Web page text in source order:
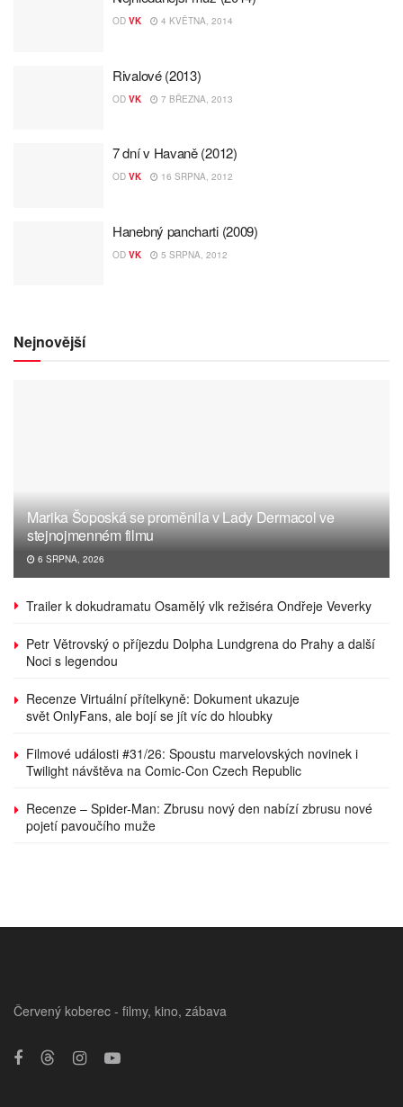
OD VK 4 KVĚTNA, 2014
Rivalové (2013)
OD VK 7 BŘEZNA, 2013
7 dní v Havaně (2012)
OD VK 16 SRPNA, 2012
Hanebný pancharti (2009)
OD VK 5 SRPNA, 2012
Nejnovější
Marika Šoposká se proměnila v Lady Dermacol ve
stejnojmenném filmu
6 SRPNA, 2026
Trailer k dokudramatu Osamělý vlk režiséra Ondřeje Veverky
Petr Větrovský o příjezdu Dolpha Lundgrena do Prahy a další
Noci s legendou
Recenze Virtuální přítelkyně: Dokument ukazuje
svět OnlyFans, ale bojí se jít víc do hloubky
Filmové události #31/26: Spoustu marvelovských novinek i
Twilight návštěva na Comic-Con Czech Republic
Recenze – Spider-Man: Zbrusu nový den nabízí zbrusu nové
pojetí pavoučího muže
Červený koberec - filmy, kino, zábava